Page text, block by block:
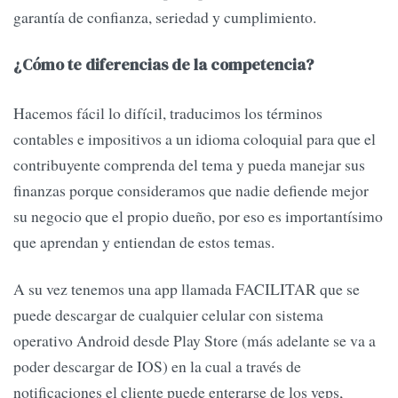
garantía de confianza, seriedad y cumplimiento.
¿Cómo te diferencias de la competencia?
Hacemos fácil lo difícil, traducimos los términos
contables e impositivos a un idioma coloquial para que el
contribuyente comprenda del tema y pueda manejar sus
finanzas porque consideramos que nadie defiende mejor
su negocio que el propio dueño, por eso es importantísimo
que aprendan y entiendan de estos temas.
A su vez tenemos una app llamada FACILITAR que se
puede descargar de cualquier celular con sistema
operativo Android desde Play Store (más adelante se va a
poder descargar de IOS) en la cual a través de
notificaciones el cliente puede enterarse de los veps,